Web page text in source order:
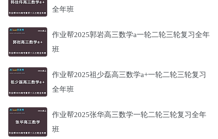
全年班
作业帮2025郭岩高三数学a一轮二轮三轮复习全年
班
作业帮2025祖少磊高三数学a+一轮二轮三轮复习
全年班
作业帮2025张华高三数学一轮二轮三轮复习全年
班